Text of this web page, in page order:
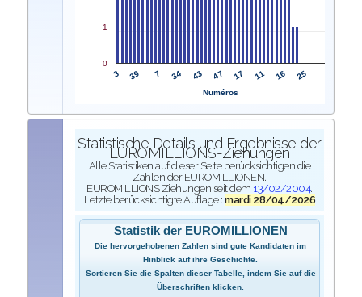
3 39 7 34 43 47 17 11 16 25
0
1
Numéros
Statistische Details und Ergebnisse der
EUROMILLIONS-Ziehungen
Alle Statistiken auf dieser Seite berücksichtigen die
Zahlen der EUROMILLIONEN.
EUROMILLIONS Ziehungen seit dem 13/02/2004.
Letzte berücksichtigte Auflage :mardi 28/04/2026
Statistik der EUROMILLIONEN
Die hervorgehobenen Zahlen sind gute Kandidaten im
Hinblick auf ihre Geschichte.
Sortieren Sie die Spalten dieser Tabelle, indem Sie auf die
Überschriften klicken.